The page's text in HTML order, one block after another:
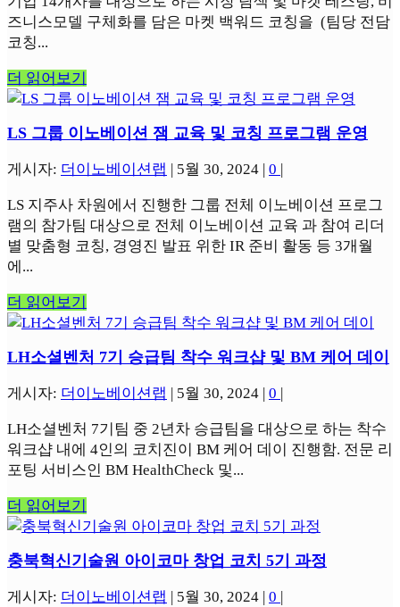
즈니스모델 구체화를 담은 마켓 백워드 코칭을 (팀당 전담
코칭...
더 읽어보기
LS 그룹 이노베이션 잼 교육 및 코칭 프로그램 운영
게시자: 더이노베이션랩 | 5월 30, 2024 | 0 |
LS 지주사 차원에서 진행한 그룹 전체 이노베이션 프로그
램의 참가팀 대상으로 전체 이노베이션 교육 과 참여 리더
별 맞춤형 코칭, 경영진 발표 위한 IR 준비 활동 등 3개월
에...
더 읽어보기
LH소셜벤처 7기 승급팀 착수 워크샵 및 BM 케어 데이
게시자: 더이노베이션랩 | 5월 30, 2024 | 0 |
LH소셜벤처 7기팀 중 2년차 승급팀을 대상으로 하는 착수
워크샵 내에 4인의 코치진이 BM 케어 데이 진행함. 전문 리
포팅 서비스인 BM HealthCheck 및...
더 읽어보기
충북혁신기술원 아이코마 창업 코치 5기 과정
게시자: 더이노베이션랩 | 5월 30, 2024 | 0 |